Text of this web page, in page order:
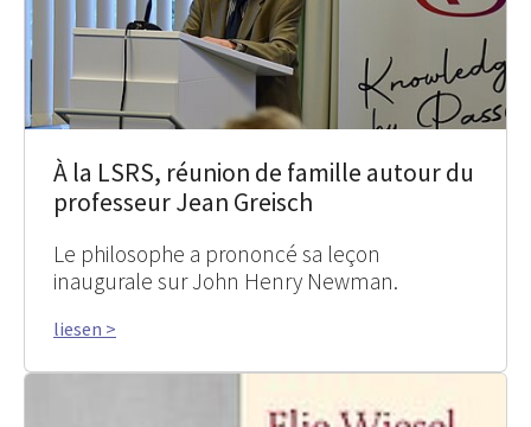
À la LSRS, réunion de famille autour du
professeur Jean Greisch
Le philosophe a prononcé sa leçon
inaugurale sur John Henry Newman.
liesen >